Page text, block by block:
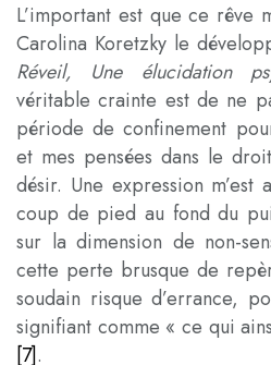
L’important est que ce rêve
Carolina Koretzky le
Réveil, Une élucidation
véritable crainte est de ne
période de confinement
et mes pensées dans le
désir. Une expression
coup de pied au fond du
sur la dimension de non-
cette perte brusque de
soudain risque d’errance,
signifiant comme « ce qui
[7].